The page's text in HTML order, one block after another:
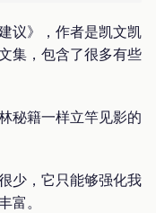
议》，作者是凯文凯
集，包含了很多有些
秘籍一样立竿见影的
少，它只能够强化我
富。